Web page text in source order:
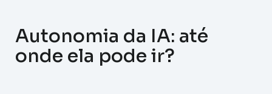
Autonomia da IA: até
onde ela pode ir?